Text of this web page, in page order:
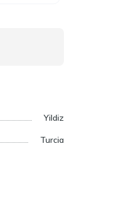
Yildiz
Turcia